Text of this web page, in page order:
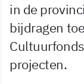
in de
bijdragen
projecten.